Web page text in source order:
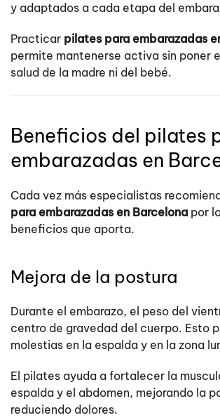
y adaptados a cada etapa del
Practicar pilates para embarazadas
permite mantenerse activa sin poner
salud de la madre ni del bebé.
Beneficios del pilates
embarazadas en
Cada vez más especialistas
para embarazadas en Barcelona por
beneficios que aporta.
Mejora de la postura
Durante el embarazo, el peso del
centro de gravedad del cuerpo. Esto
molestias en la espalda y en la zona
El pilates ayuda a fortalecer la
espalda y el abdomen, mejorando la
reduciendo dolores.